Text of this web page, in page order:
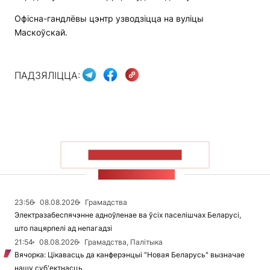
Офісна-гандлёвы цэнтр узводзіцца на вуліцы
Маскоўскай.
ПАДЗЯЛІЦЦА:
23:56 08.08.2026
Грамадства
Электразабеспячэнне адноўленае ва ўсіх паселішчах Беларусі,
што пацярпелі ад непагадзі
21:54
08.08.2026
Грамадства, Палітыка
Вячорка: Цікавасць да канферэнцыі "Новая Беларусь" вызначае
нашу суб'ектнасць